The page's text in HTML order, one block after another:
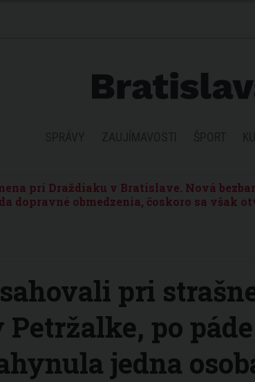
pri Draždiaku v Bratislave. Nová
dopravné obmedzenia, čoskoro sa však
pri
po páde
jedna